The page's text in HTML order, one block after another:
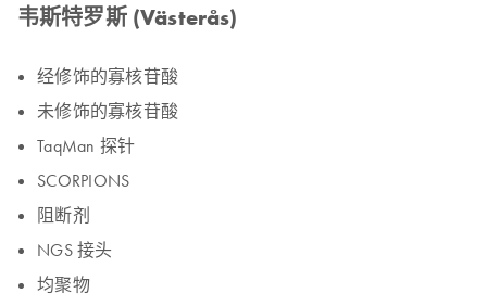
韦斯特罗斯 (Västerås)
经修饰的寡核苷酸
未修饰的寡核苷酸
TaqMan 探针
SCORPIONS
阻断剂
NGS 接头
均聚物